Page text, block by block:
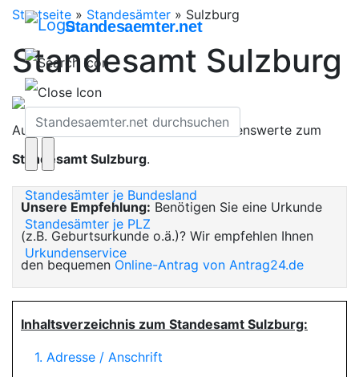
Standesaemter.net
Standesämter je Bundesland
Standesämter je PLZ
Urkundenservice
Startseite » Standesämter » Sulzburg
Standesamt Sulzburg
Auf dieser Seite finden Sie alles Wissenswerte zum
Standesamt Sulzburg.
Unsere Empfehlung: Benötigen Sie eine Urkunde
(z.B. Geburtsurkunde o.ä.)? Wir empfehlen Ihnen
den bequemen Online-Antrag von Antrag24.de
Inhaltsverzeichnis zum Standesamt Sulzburg:
1. Adresse / Anschrift